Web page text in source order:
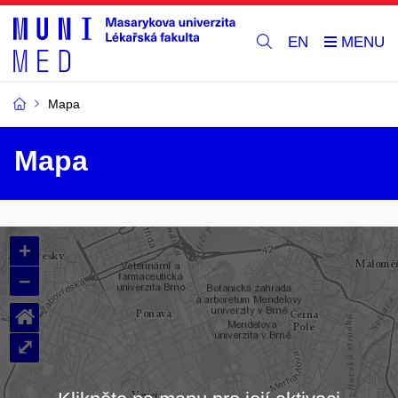
EN
Mapa
Mapa
+
–
⌂
⤢